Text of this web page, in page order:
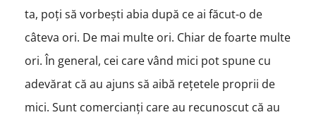
ta, poți să vorbești abia după ce ai făcut-o de
câteva ori. De mai multe ori. Chiar de foarte multe
ori.În general, cei care vând mici pot spune cu
adevărat că au ajuns să aibă rețetele proprii de
mici. Sunt comercianți care au recunoscut că au